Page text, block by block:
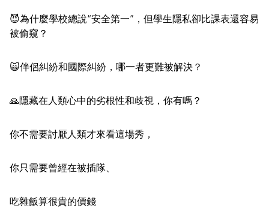
😈為什麼學校總說“安全第一”，但學生隱私卻比課表還容易
被偷窺？
🙀伴侶糾紛和國際糾紛，哪一者更難被解決？
🙏隱藏在人類心中的劣根性和歧視，你有嗎？
你不需要討厭人類才來看這場秀，
你只需要曾經在被插隊、
吃雜飯算很貴的價錢